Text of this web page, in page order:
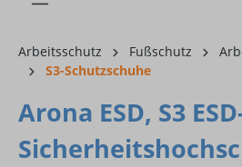
Arbeitsschutz Fußschutz
S3-Schutzschuhe
Arona ESD, S3